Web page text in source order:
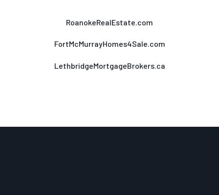
RoanokeRealEstate.com
FortMcMurrayHomes4Sale.com
LethbridgeMortgageBrokers.ca